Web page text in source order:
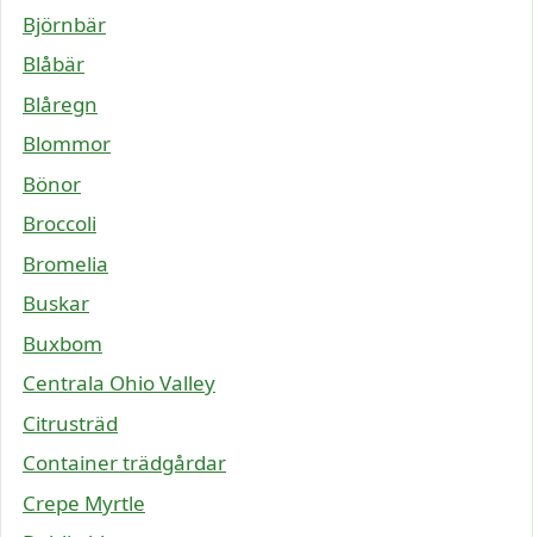
Björnbär
Blåbär
Blåregn
Blommor
Bönor
Broccoli
Bromelia
Buskar
Buxbom
Centrala Ohio Valley
Citrusträd
Container trädgårdar
Crepe Myrtle